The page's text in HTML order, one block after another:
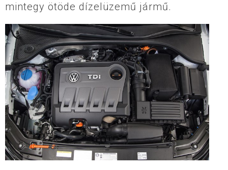
mintegy ötöde dízelüzemű jármű.